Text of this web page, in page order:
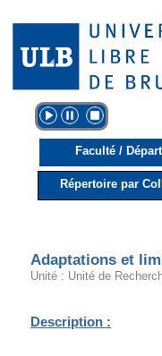
Faculté /
Répertoire par
Adaptations et
Unité : Unité de
Description :